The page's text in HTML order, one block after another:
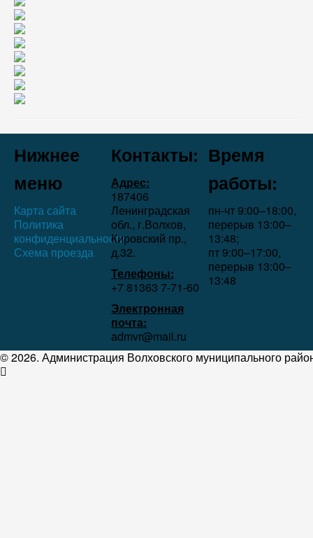
Нижнее
меню
Карта сайта
Политика
конфиденциальности
Схема проезда
Контакты:
Адрес:
187406
Ленинградская
обл., г.Волхов,
Кировский пр.,
д.32.
Телефоны:
+7 81363 7‑71-60
Электронная
почта:
admvr@mail.ru
Время
работы:
пн-чт 9:00–18:00,
перерыв 13:00–
13:48;
пт 9:00–17:00,
перерыв 13:00–
13:48
© 2026. Администрация Волховского муниципального